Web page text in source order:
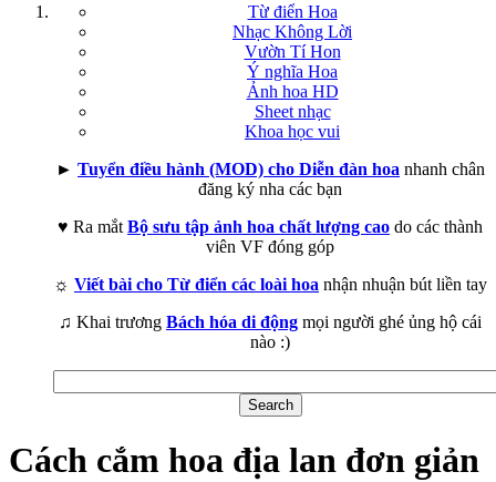
Từ điển Hoa
Nhạc Không Lời
Vườn Tí Hon
Ý nghĩa Hoa
Ảnh hoa HD
Sheet nhạc
Khoa học vui
► Tuyển điều hành (MOD) cho Diễn đàn hoa nhanh chân
đăng ký nha các bạn
♥ Ra mắt Bộ sưu tập ảnh hoa chất lượng cao do các thành
viên VF đóng góp
☼ Viết bài cho Từ điển các loài hoa nhận nhuận bút liền tay
♫ Khai trương Bách hóa di động mọi người ghé ủng hộ cái
nào :)
Cách cắm hoa địa lan đơn giản